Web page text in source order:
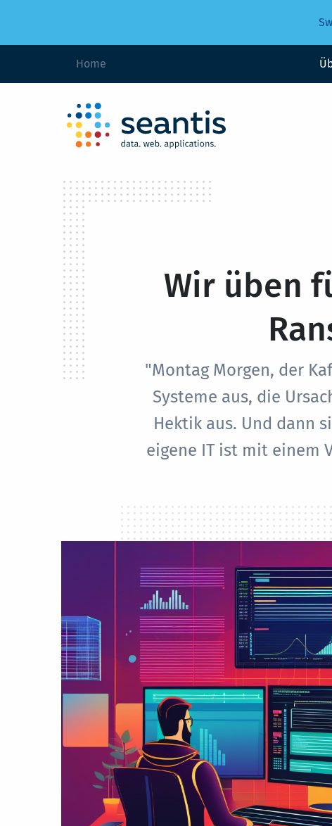
Home
Wir üben
"Montag Morgen, der
Systeme aus, die
Hektik aus. Und dann
eigene IT ist mit einem